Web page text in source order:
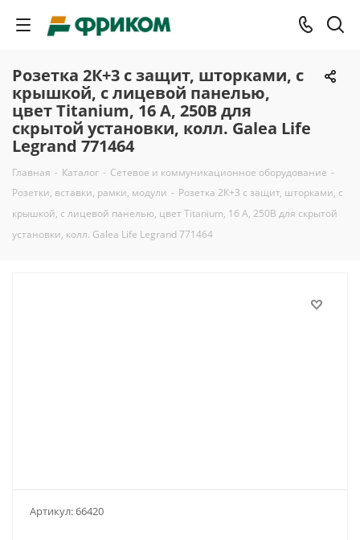
Розетка 2К+3 с защит, шторками, с
крышкой, с лицевой панелью,
цвет Titanium, 16 А, 250В для
скрытой установки, колл. Galea Life
Legrand 771464
Главная - Каталог - Сетевое и коммуникационное оборудование -
Розетки, вставки, рамки, модули - Розетка 2К+3 с защит, шторками, с
крышкой, с лицевой панелью, цвет Titanium, 16 А, 250В для скрытой
установки, колл. Galea Life Legrand 771464
Артикул:66420